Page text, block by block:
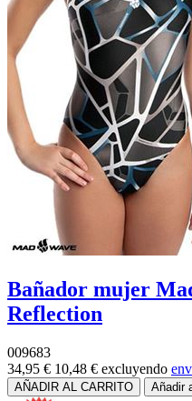
Bañador mujer
Reflection
009683
34,95 € 10,48 € excluyendo